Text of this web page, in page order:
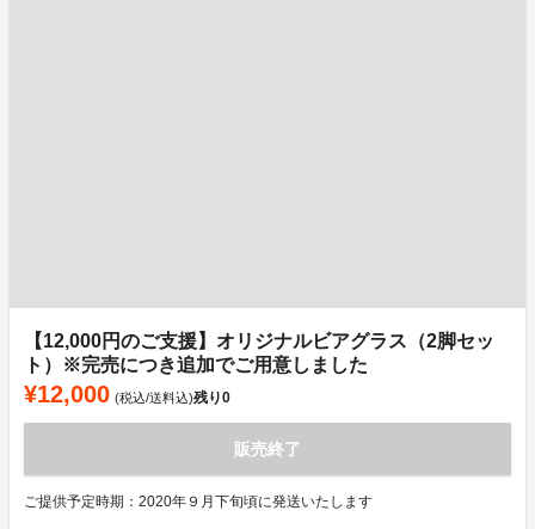
【12,000円のご支援】オリジナルビアグラス（2脚セッ
ト）※完売につき追加でご用意しました
¥12,000 (税込/送料込)残り0
販売終了
ご提供予定時期：2020年９月下旬頃に発送いたします